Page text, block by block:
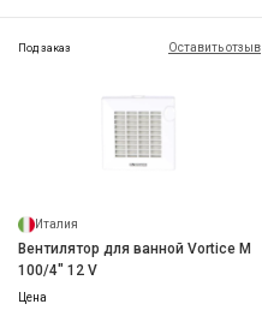
Под заказ Оставить отзыв
Италия
Вентилятор для ванной Vortice M
100/4" 12 V
Цена